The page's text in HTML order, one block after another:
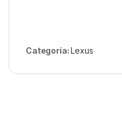
Categoría:Lexus